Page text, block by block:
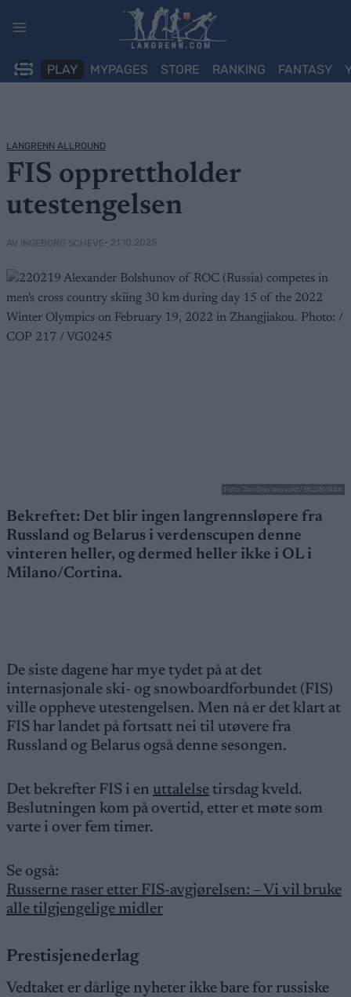
PLAY MYPAGES STORE RANKING FANTASY
LANGRENN ALLROUND
FIS opprettholder
utestengelsen
AV INGEBORG SCHEVE• 21.10.2025
Foto: Jon Olav Nesvold / BILDBYRÅN
Bekreftet: Det blir ingen langrennsløpere fra
Russland og Belarus i verdenscupen denne
vinteren heller, og dermed heller ikke i OL i
Milano/Cortina.
De siste dagene har mye tydet på at det
internasjonale ski- og snowboardforbundet (FIS)
ville oppheve utestengelsen. Men nå er det klart at
FIS har landet på fortsatt nei til utøvere fra
Russland og Belarus også denne sesongen.
Det bekrefter FIS i en uttalelse tirsdag kveld.
Beslutningen kom på overtid, etter et møte som
varte i over fem timer.
Se også:
Russerne raser etter FIS-avgjørelsen: – Vi vil bruke
alle tilgjengelige midler
Prestisjenederlag
Vedtaket er dårlige nyheter ikke bare for russiske